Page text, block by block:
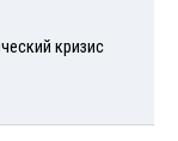
кризис